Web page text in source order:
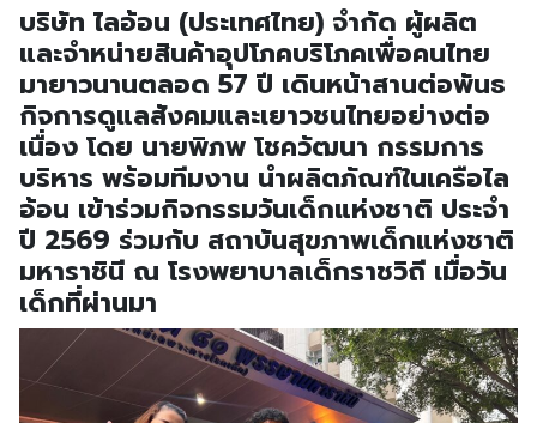
บริษัท ไลอ้อน (ประเทศไทย) จำกัด ผู้ผลิต
และจำหน่ายสินค้าอุปโภคบริโภคเพื่อคนไทย
มายาวนานตลอด 57 ปี เดินหน้าสานต่อพันธ
กิจการดูแลสังคมและเยาวชนไทยอย่างต่อ
เนื่อง โดย นายพิภพ โชควัฒนา กรรมการ
บริหาร พร้อมทีมงาน นำผลิตภัณฑ์ในเครือไล
อ้อน เข้าร่วมกิจกรรมวันเด็กแห่งชาติ ประจำ
ปี 2569 ร่วมกับ สถาบันสุขภาพเด็กแห่งชาติ
มหาราชินี ณ โรงพยาบาลเด็กราชวิถี เมื่อวัน
เด็กที่ผ่านมา